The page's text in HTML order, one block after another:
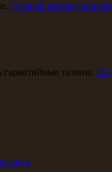
Полный каталог
талоны.